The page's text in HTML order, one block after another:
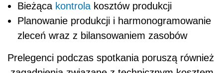
Bieżąca kontrolakosztów produkcji
Planowanie produkcji i harmonogramowanie
zleceń wraz z bilansowaniem zasobów
Prelegenci podczas spotkania poruszą również